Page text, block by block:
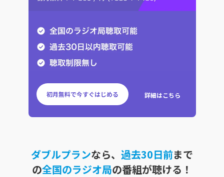
初月無料で今すぐはじめる 詳細はこちら
ダブルプランなら、 過去30日前まで
の全国のラジオ局の番組が聴ける！